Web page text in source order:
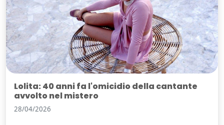
Lolita: 40 anni fa l'omicidio della cantante
avvolto nel mistero
28/04/2026